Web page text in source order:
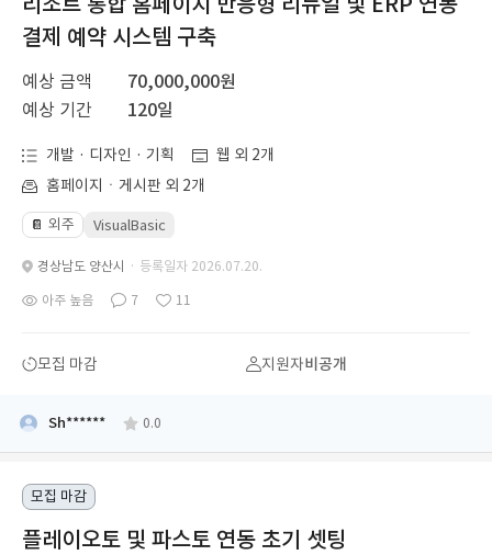
결제 예약 시스템 구축
예상 금액
70,000,000원
예상 기간
120일
개발 · 디자인 · 기획
웹 외 2개
홈페이지ㆍ게시판 외 2개
📔 외주 VisualBasic
경상남도 양산시 · 등록일자 2026.07.20.
아주 높음 7 11
모집 마감 지원자비공개
Sh****** 0.0
모집 마감
플레이오토 및 파스토 연동 초기 셋팅